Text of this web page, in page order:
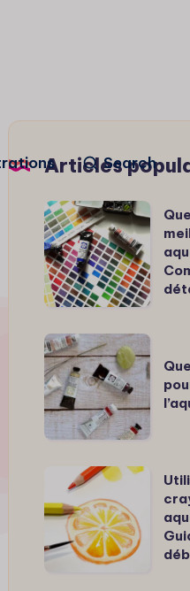
Search
Articles
Quelles
sont
les
meilleures
aquarelles
?
Comparatif
détaillé
Quelles
couleurs
pour
débuter
à
l’aquarelle
Utilisation
des
crayons
aquarellables